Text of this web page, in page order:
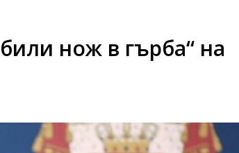
нож в гърба“ на